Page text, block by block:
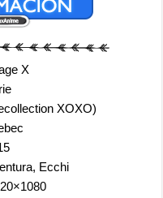
X
XOXO)
Ecchi